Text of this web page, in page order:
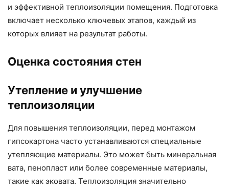
и эффективной теплоизоляции помещения. Подготовка
включает несколько ключевых этапов, каждый из
которых влияет на результат работы.
Оценка состояния стен
Утепление и улучшение
теплоизоляции
Для повышения теплоизоляции, перед монтажом
гипсокартона часто устанавливаются специальные
утепляющие материалы. Это может быть минеральная
вата, пенопласт или более современные материалы,
такие как эковата. Теплоизоляция значительно